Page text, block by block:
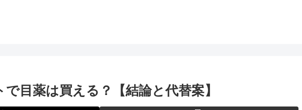
目薬は買える？【結論と代替案】